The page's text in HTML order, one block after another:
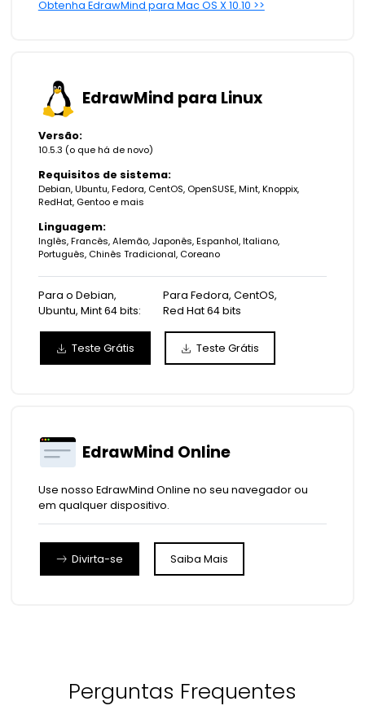
Obtenha EdrawMind para Mac OS X 10.10 >>
EdrawMind para Linux
Versão:
10.5.3 (o que há de novo)
Requisitos de sistema:
Debian, Ubuntu, Fedora, CentOS, OpenSUSE, Mint, Knoppix,
RedHat, Gentoo e mais
Linguagem:
Inglês, Francês, Alemão, Japonês, Espanhol, Italiano,
Português, Chinês Tradicional, Coreano
Para o Debian,
Ubuntu, Mint 64 bits:
Teste Grátis
Para Fedora, CentOS,
Red Hat 64 bits
Teste Grátis
EdrawMind Online
Use nosso EdrawMind Online no seu navegador ou
em qualquer dispositivo.
Divirta-se Saiba Mais
Perguntas Frequentes